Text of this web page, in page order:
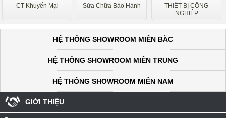
CT Khuyến Mại Sửa Chữa Bảo Hành
THIẾT BỊ CÔNG
NGHIỆP
HỆ THỐNG SHOWROOM MIỀN BẮC
HỆ THỐNG SHOWROOM MIỀN TRUNG
HỆ THỐNG SHOWROOM MIỀN NAM
GIỚI THIỆU